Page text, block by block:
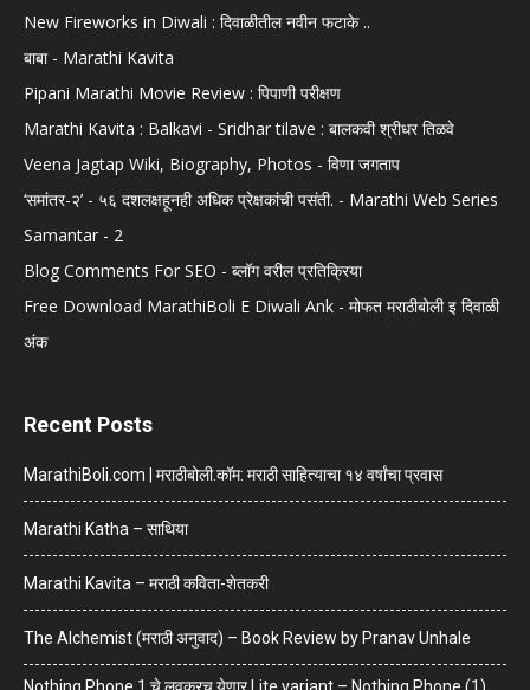
New Fireworks in Diwali : दिवाळीतील नवीन फटाके ..
बाबा - Marathi Kavita
Pipani Marathi Movie Review : पिपाणी परीक्षण
Marathi Kavita : Balkavi - Sridhar tilave : बालकवी श्रीधर तिळवे
Veena Jagtap Wiki, Biography, Photos - विणा जगताप
‘समांतर-२’ - ५६ दशलक्षहूनही अधिक प्रेक्षकांची पसंती. - Marathi Web Series
Samantar - 2
Blog Comments For SEO - ब्लॉग वरील प्रतिक्रिया
Free Download MarathiBoli E Diwali Ank - मोफत मराठीबोली इ दिवाळी
अंक
Recent Posts
MarathiBoli.com | मराठीबोली.कॉम: मराठी साहित्याचा १४ वर्षांचा प्रवास
Marathi Katha – साथिया
Marathi Kavita – मराठी कविता-शेतकरी
The Alchemist (मराठी अनुवाद) – Book Review by Pranav Unhale
Nothing Phone 1 चे लवकरच येणार Lite variant – Nothing Phone (1)